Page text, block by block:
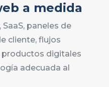
a medida
paneles de
cliente, flujos
productos digitales
adecuada al